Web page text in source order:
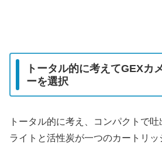
トータル的に考えてGEXカ
ーを選択
トータル的に考え、コンパクトで
ライトと活性炭が一つのカートリ